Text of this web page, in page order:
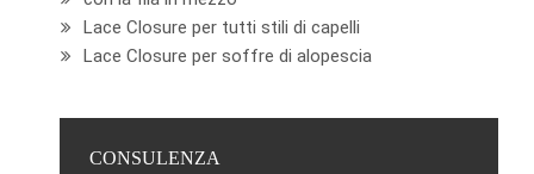
Lace Closure per tutti stili di capelli
Lace Closure per soffre di alopescia
CONSULENZA